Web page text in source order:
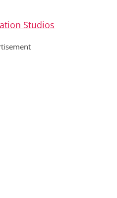
Studios